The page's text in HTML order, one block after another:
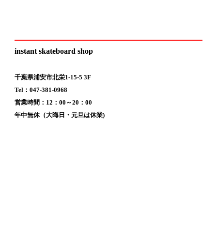
instant skateboard shop
千葉県浦安市北栄1-15-5 3F
Tel：047-381-0968
営業時間：12：00～20：00
年中無休（大晦日・元旦は休業)